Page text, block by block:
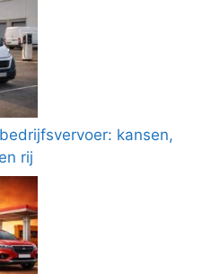
kansen,
rij